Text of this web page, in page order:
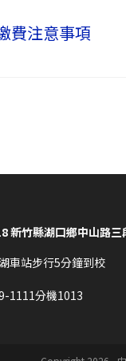
費注意事項
新竹縣湖口鄉中山路三
車站步行5分鐘到校
1111分機1013